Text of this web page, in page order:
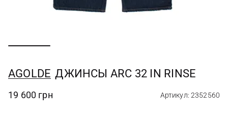
AGOLDE ДЖИНСЫ ARC 32 IN RINSE
19 600 грн Артикул: 2352560